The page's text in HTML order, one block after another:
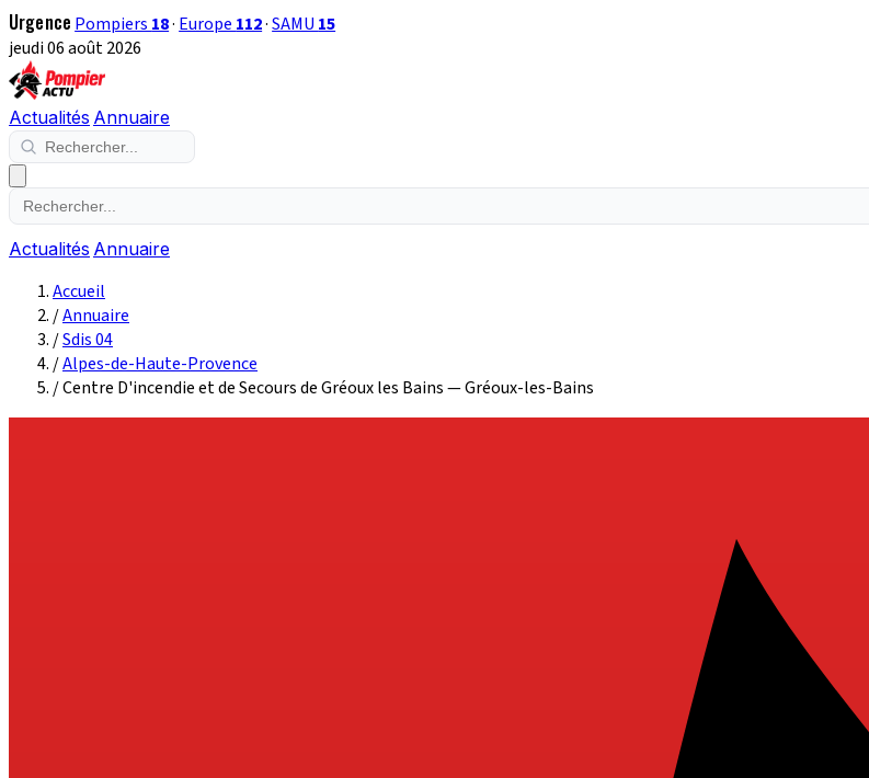
Urgence Pompiers 18· Europe 112·SAMU 15
jeudi 06 août 2026
Actualités Annuaire
Actualités Annuaire
Accueil
/Annuaire
/Sdis 04
/Alpes-de-Haute-Provence
/Centre D'incendie et de Secours de Gréoux les Bains — Gréoux-les-Bains